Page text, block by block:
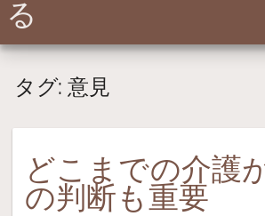
る
タグ: 意見
どこまでの介護
の判断も重要